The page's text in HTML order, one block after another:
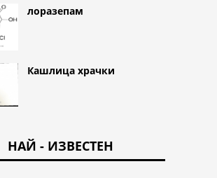
лоразепам
Кашлица храчки
НАЙ - ИЗВЕСТЕН